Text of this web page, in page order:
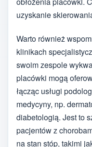
uzyskanie
Warto również
klinikach
swoim zespole
placówki mogą
łącząc usługi
medycyny, np.
diabetologią. Jest to
pacjentów z
na stan stóp, takimi